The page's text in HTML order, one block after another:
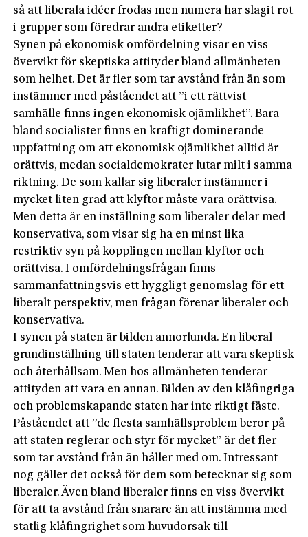
så att liberala idéer frodas men numera har slagit rot
i grupper som föredrar andra etiketter?
Synen på ekonomisk omfördelning visar en viss
övervikt för skeptiska attityder bland allmänheten
som helhet. Det är fler som tar avstånd från än som
instämmer med påståendet att ”i ett rättvist
samhälle finns ingen ekonomisk ojämlikhet”. Bara
bland socialister finns en kraftigt dominerande
uppfattning om att ekonomisk ojämlikhet alltid är
orättvis, medan socialdemokrater lutar milt i samma
riktning. De som kallar sig liberaler instämmer i
mycket liten grad att klyftor måste vara orättvisa.
Men detta är en inställning som liberaler delar med
konservativa, som visar sig ha en minst lika
restriktiv syn på kopplingen mellan klyftor och
orättvisa. I omfördelningsfrågan finns
sammanfattningsvis ett hyggligt genomslag för ett
liberalt perspektiv, men frågan förenar liberaler och
konservativa.
I synen på staten är bilden annorlunda. En liberal
grundinställning till staten tenderar att vara skeptisk
och återhållsam. Men hos allmänheten tenderar
attityden att vara en annan. Bilden av den klåfingriga
och problemskapande staten har inte riktigt fäste.
Påståendet att ”de flesta samhällsproblem beror på
att staten reglerar och styr för mycket” är det fler
som tar avstånd från än håller med om. Intressant
nog gäller det också för dem som betecknar sig som
liberaler. Även bland liberaler finns en viss övervikt
för att ta avstånd från snarare än att instämma med
statlig klåfingrighet som huvudorsak till